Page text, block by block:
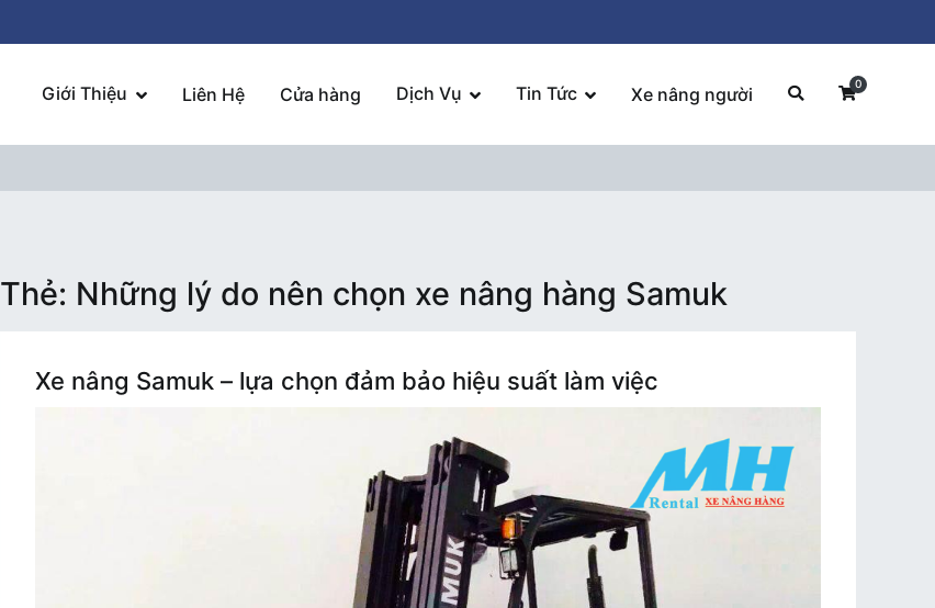
Giới Thiệu Liên Hệ Cửa hàng Dịch Vụ Tin Tức Xe nâng người 0
Thẻ: Những lý do nên chọn xe nâng hàng Samuk
Xe nâng Samuk – lựa chọn đảm bảo hiệu suất làm việc